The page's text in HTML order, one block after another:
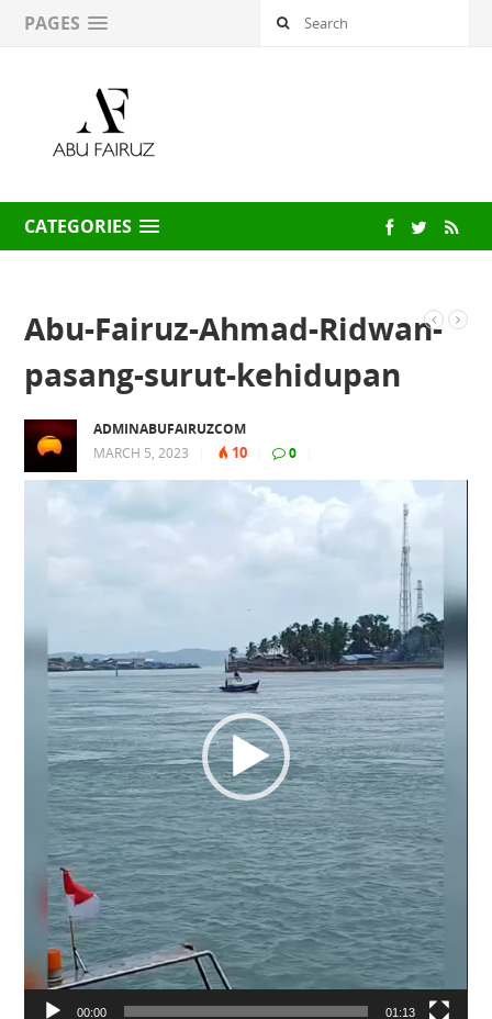
PAGES
CATEGORIES
Abu-Fairuz-Ahmad-Ridwan-
pasang-surut-kehidupan
ADMINABUFAIRUZCOM
MARCH 5, 2023
10 0
Video
00:00 01:13